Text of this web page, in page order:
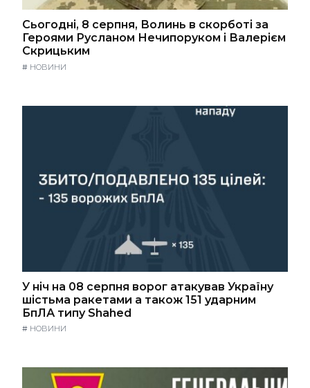
Сьогодні, 8 серпня, Волинь в скорботі за
Героями Русланом Нечипоруком і Валерієм
Скрицьким
# НОВИНИ
У ніч на 08 серпня ворог атакував Україну
шістьма ракетами а також 151 ударним
БпЛА типу Shahed
# НОВИНИ